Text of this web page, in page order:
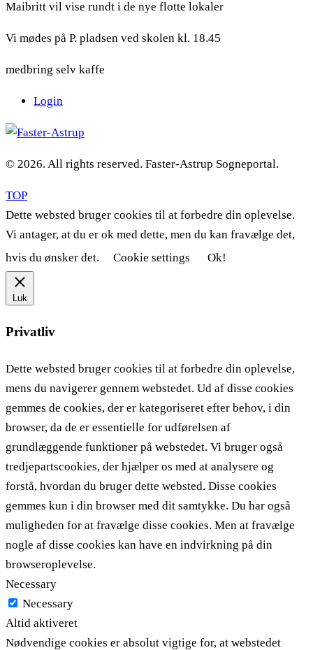
Maibritt vil vise rundt i de nye flotte lokaler
Vi mødes på P. pladsen ved skolen kl. 18.45
medbring selv kaffe
Login
© 2026. All rights reserved. Faster-Astrup Sogneportal.
TOP
Dette websted bruger cookies til at forbedre din oplevelse.
Vi antager, at du er ok med dette, men du kan fravælge det,
hvis du ønsker det.
Cookie settings Ok!
Luk
Privatliv
Dette websted bruger cookies til at forbedre din oplevelse,
mens du navigerer gennem webstedet. Ud af disse cookies
gemmes de cookies, der er kategoriseret efter behov, i din
browser, da de er essentielle for udførelsen af ​​
grundlæggende funktioner på webstedet. Vi bruger også
tredjepartscookies, der hjælper os med at analysere og
forstå, hvordan du bruger dette websted. Disse cookies
gemmes kun i din browser med dit samtykke. Du har også
muligheden for at fravælge disse cookies. Men at fravælge
nogle af disse cookies kan have en indvirkning på din
browseroplevelse.
Necessary
Necessary
Altid aktiveret
Nødvendige cookies er absolut vigtige for, at webstedet